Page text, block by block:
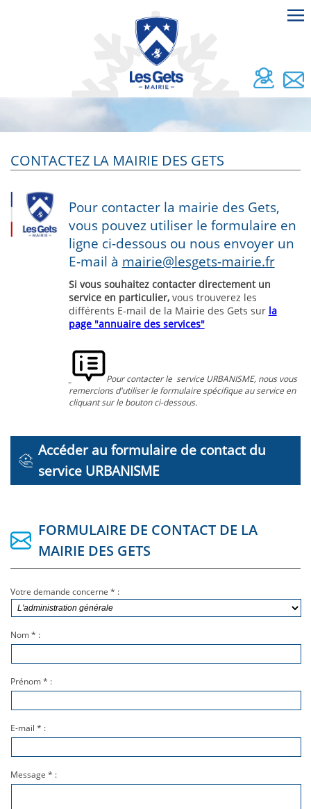
CONTACTEZ LA MAIRIE DES GETS
Pour contacter la mairie des Gets,
vous pouvez utiliser le formulaire en
ligne ci-dessous ou nous envoyer un
E-mail à mairie@lesgets-mairie.fr
Si vous souhaitez contacter directement un
service en particulier,vous trouverez les
différents E-mail de la Mairie des Gets sur la
page "annuaire des services"
Pour contacter le service URBANISME, nous vous
remercions d'utiliser le formulaire spécifique au service en
cliquant sur le bouton ci-dessous.
Accéder au formulaire de contact du
service URBANISME
FORMULAIRE DE CONTACT DE LA
MAIRIE DES GETS
Votre demande concerne * :
Nom * :
Prénom * :
E-mail * :
Message * :